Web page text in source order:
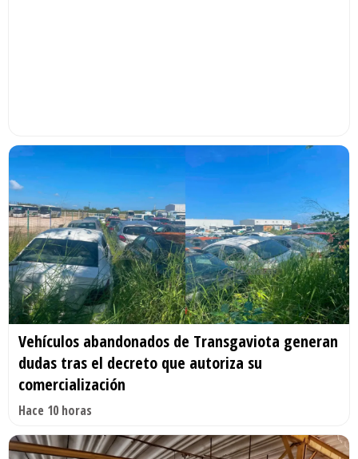
Vehículos abandonados de Transgaviota generan
dudas tras el decreto que autoriza su
comercialización
Hace 10 horas